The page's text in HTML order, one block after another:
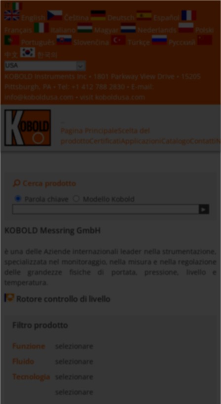
English
Čeština Deutsch
Español
Français
Italiano Magyar Nederlands
Polski
Português
Slovenčina Türkçe
Русский
中文
한국의
KOBOLD Instruments Inc • 1801 Parkway View Drive • 15205
Pittsburgh, PA • Tel:
+1 412 788 2830 • E-mail:
info@koboldusa.com • visit koboldusa.com
Pagina PrincipaleScelta del
prodottoCertificati Applicazioni CatalogoContatti
Cerca prodotto
Modello Kobold
KOBOLD Messring GmbH
è una delle Aziende internazionali leader nella strumentazione,
specializzata nel monitoraggio, nella misura e nella regolazione
delle grandezze fisiche di portata, pressione, livello e
Rotore controllo di livello
Filtro prodotto
Funzione
Fluido
Tecnologia